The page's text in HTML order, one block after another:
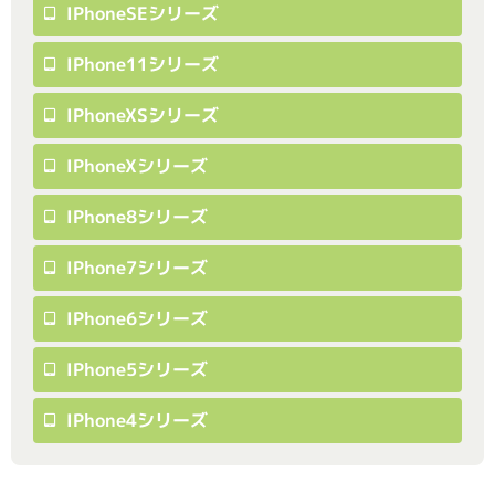
IPhoneSEシリーズ
IPhone11シリーズ
IPhoneXSシリーズ
IPhoneXシリーズ
IPhone8シリーズ
IPhone7シリーズ
IPhone6シリーズ
IPhone5シリーズ
IPhone4シリーズ